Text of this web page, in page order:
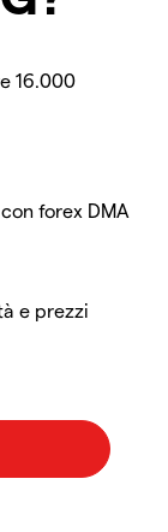
16.000
forex DMA
e prezzi